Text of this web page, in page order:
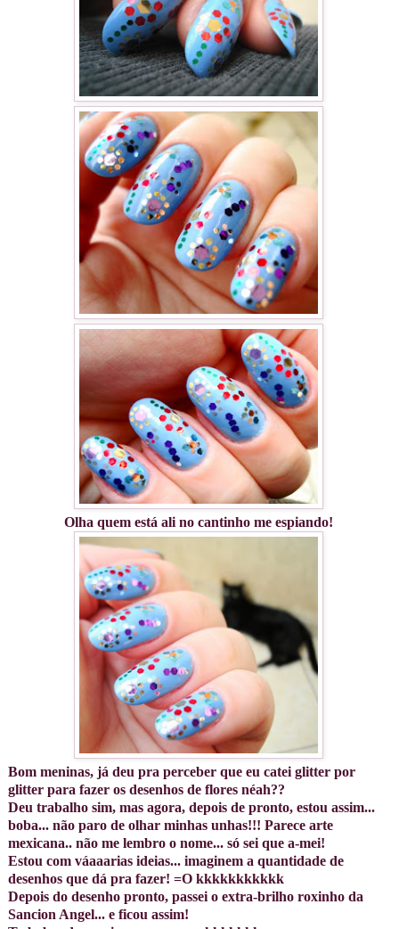
Olha quem está ali no cantinho me espiando!
Bom meninas, já deu pra perceber que eu catei glitter por
glitter para fazer os desenhos de flores néah??
Deu trabalho sim, mas agora, depois de pronto, estou assim...
boba... não paro de olhar minhas unhas!!! Parece arte
mexicana.. não me lembro o nome... só sei que a-mei!
Estou com váaaarias ideias... imaginem a quantidade de
desenhos que dá pra fazer! =O kkkkkkkkkkk
Depois do desenho pronto, passei o extra-brilho roxinho da
Sancion Angel... e ficou assim!